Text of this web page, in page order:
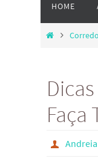
content
HOME
Home
Faça